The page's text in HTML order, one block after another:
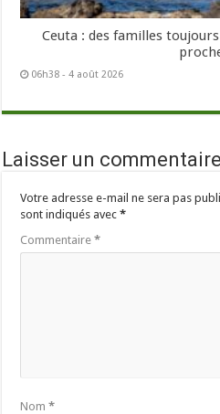
Ceuta : des familles
06h38 - 4 août 2026
Laisser un commentaire
Votre adresse e-mail ne sera pas
sont indiqués avec*
Commentaire*
Nom*